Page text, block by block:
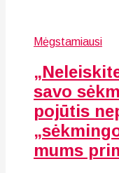
Mėgstamiausi
savo
pojūtis
mums